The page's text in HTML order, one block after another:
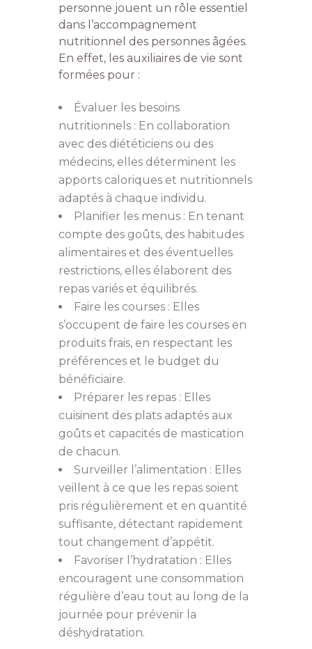
personne jouent un rôle essentiel
dans l’accompagnement
nutritionnel des personnes âgées.
En effet, les auxiliaires de vie sont
formées pour :
Évaluer les besoins
nutritionnels : En collaboration
avec des diététiciens ou des
médecins, elles déterminent les
apports caloriques et nutritionnels
adaptés à chaque individu.
Planifier les menus : En tenant
compte des goûts, des habitudes
alimentaires et des éventuelles
restrictions, elles élaborent des
repas variés et équilibrés.
Faire les courses : Elles
s’occupent de faire les courses en
produits frais, en respectant les
préférences et le budget du
bénéficiaire.
Préparer les repas : Elles
cuisinent des plats adaptés aux
goûts et capacités de mastication
de chacun.
Surveiller l’alimentation : Elles
veillent à ce que les repas soient
pris régulièrement et en quantité
suffisante, détectant rapidement
tout changement d’appétit.
Favoriser l’hydratation : Elles
encouragent une consommation
régulière d’eau tout au long de la
journée pour prévenir la
déshydratation.